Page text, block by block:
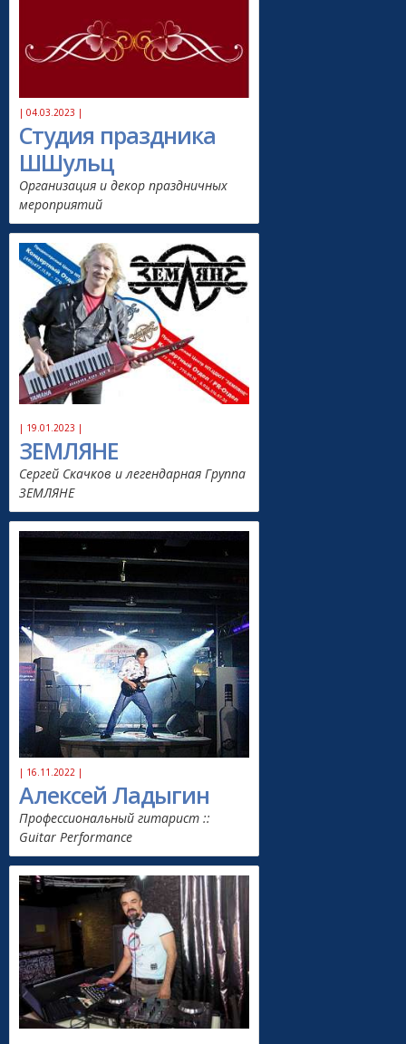
| 04.03.2023 |
Студия праздника
ШШульц
Организация и декор праздничных
мероприятий
| 19.01.2023 |
ЗЕМЛЯНЕ
Сергей Скачков и легендарная Группа
ЗЕМЛЯНЕ
| 16.11.2022 |
Алексей Ладыгин
Профессиональный гитарист ::
Guitar Performance